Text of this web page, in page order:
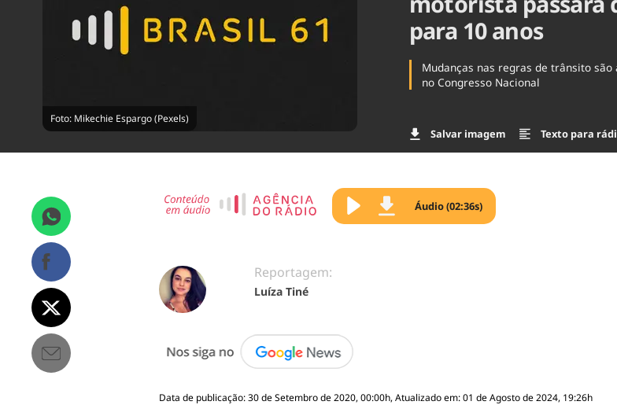
Foto: Mikechie Espargo (Pexels)
para 10 anos
Mudanças nas regras de trânsito são
no Congresso Nacional
Salvar imagem Texto para
Áudio (02:36s)
Reportagem:
Luíza Tiné
Data de publicação: 30 de Setembro de 2020, 00:00h, Atualizado em: 01 de Agosto de 2024, 19:26h